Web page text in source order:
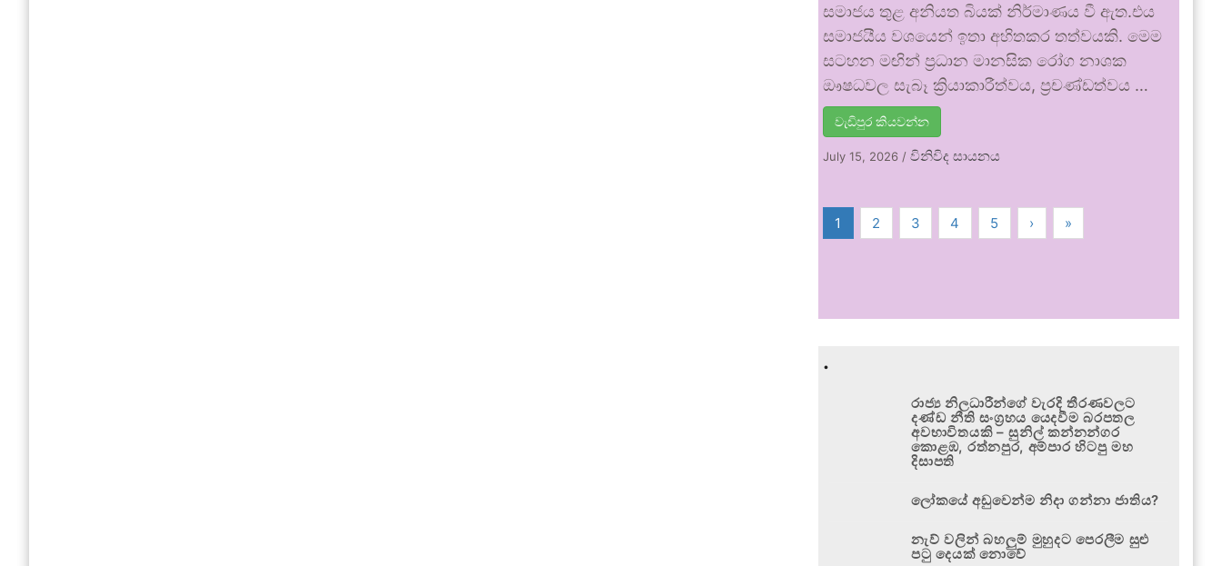
සමාජය තුළ අනියත බියක් නිර්මාණය වී ඇත.එය
සමාජයීය වශයෙන් ඉතා අහිතකර තත්වයකි. මෙම
සටහන මඟින් ප්‍රධාන මානසික රෝග නාශක
ඖෂධවල සැබෑ ක්‍රියාකාරීත්වය, ප්‍රචණ්ඩත්වය …
වැඩිපුර කියවන්න
July 15, 2026 /විනිවිද සායනය
1 2 3 4 5 › »
.
රාජ්‍ය නිලධාරීන්ගේ වැරදි තීරණවලට
දණ්ඩ නීති සංග්‍රහය යෙදවීම බරපතල
අවභාවිතයකි – සුනිල් කන්නන්ගර
කොළඹ, රත්නපුර, අම්පාර හිටපු මහ
දිසාපති
ලෝකයේ අඩුවෙන්ම නිදා ගන්නා ජාතිය?
නැව් වලින් බහලුම් මුහුදට පෙරලීම සුළු
පටු දෙයක් නොවේ